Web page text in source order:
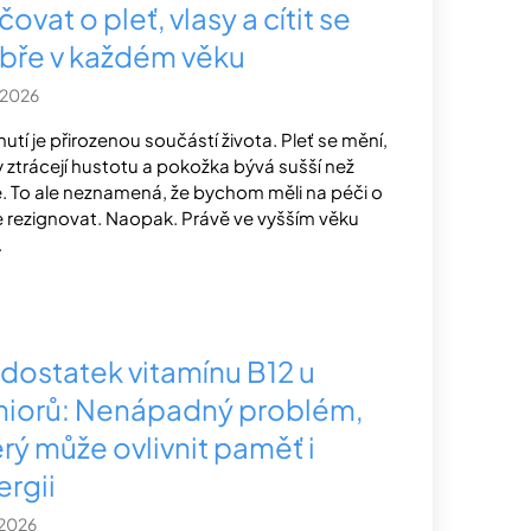
o pleť, vlasy a cítit se
v každém věku
je přirozenou součástí života. Pleť se mění,
ztrácejí hustotu a pokožka bývá sušší než
To ale neznamená, že bychom měli na péči o
rezignovat. Naopak. Právě ve vyšším věku
vitamínu B12 u
Nenápadný problém,
může ovlivnit paměť i